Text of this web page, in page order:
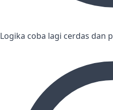
Logika coba lagi cerdas dan